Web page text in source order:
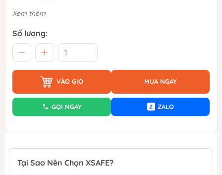
Xem thêm
Số lượng:
VÀO GIỎ MUA NGAY
GỌI NGAY Z ZALO
Tại Sao Nên Chọn XSAFE?